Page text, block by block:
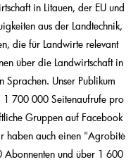
in Litauen, der EU und
aus der Landtechnik,
die für Landwirte relevant
über die Landwirtschaft in
Sprachen. Unser Publikum
700 000 Seitenaufrufe pro
Gruppen auf Facebook
haben auch einen "Agrobitė
Abonnenten und über 1 600